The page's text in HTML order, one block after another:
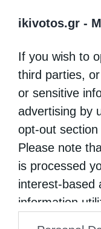
ikivotos.gr -
If you wish to
third parties,
or sensitive
advertising by
opt-out
Please note
is processed
interest-based
information
ζητήματα: 5.
τάφος του,
μας. 7. Ποια
Β΄ μέρος:
8. Αλλαξε τον
τύχη; 10. Ποια
εκστρατείας;
συνδρομή του
μονοθεϊστικού